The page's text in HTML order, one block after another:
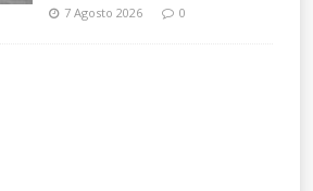
7 Agosto 2026 0